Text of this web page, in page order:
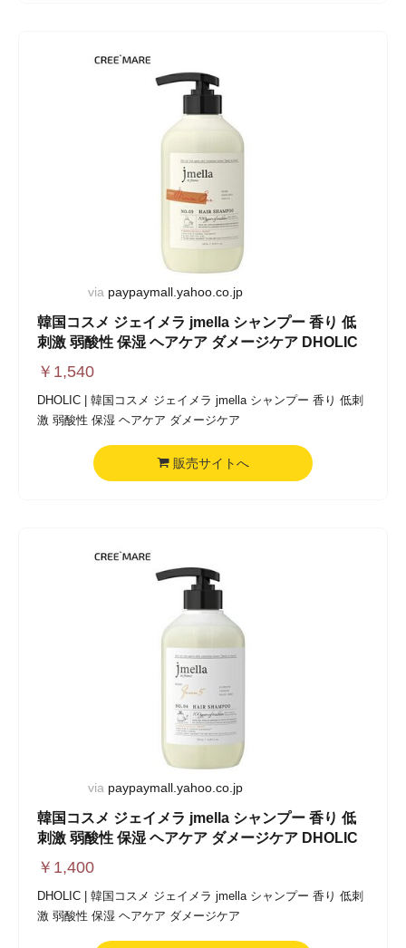
via paypaymall.yahoo.co.jp
韓国コスメ ジェイメラ jmella シャンプー 香り 低
刺激 弱酸性 保湿 ヘアケア ダメージケア DHOLIC
￥ 1,540
DHOLIC | 韓国コスメ ジェイメラ jmella シャンプー 香り 低刺
激 弱酸性 保湿 ヘアケア ダメージケア
販売サイトへ
via paypaymall.yahoo.co.jp
韓国コスメ ジェイメラ jmella シャンプー 香り 低
刺激 弱酸性 保湿 ヘアケア ダメージケア DHOLIC
￥ 1,400
DHOLIC | 韓国コスメ ジェイメラ jmella シャンプー 香り 低刺
激 弱酸性 保湿 ヘアケア ダメージケア